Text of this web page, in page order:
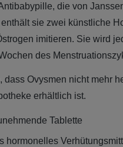
die von
sie zwei künstliche
imitieren. Sie wird
des
dass Ovysmen nicht mehr
erhältlich ist.
Tablette
hormonelles